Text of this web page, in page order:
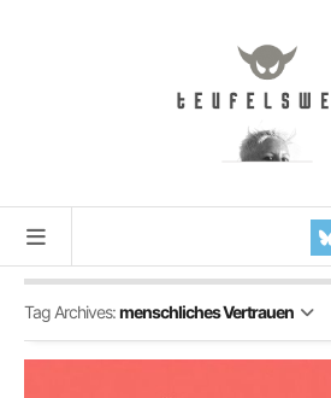
Tag Archives:menschliches Vertrauen